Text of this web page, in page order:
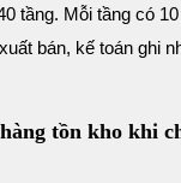
tầng. Mỗi tầng có
bán, kế toán ghi
tồn kho khi